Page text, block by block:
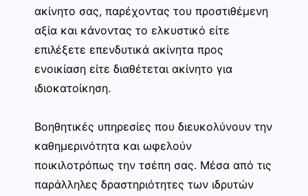
ακίνητο σας, παρέχοντας του προστιθέμενη
αξία και κάνοντας το ελκυστικό είτε
επιλέξετε επενδυτικά ακίνητα προς
ενοικίαση είτε διαθέτεται ακίνητο για
ιδιοκατοίκηση.
Βοηθητικές υπηρεσίες που διευκολύνουν την
καθημερινότητα και ωφελούν
ποικιλοτρόπως την τσέπη σας. Μέσα από τις
παράλληλες δραστηριότητες των ιδρυτών